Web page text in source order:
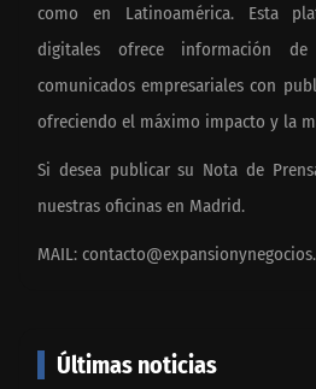
como en Latinoamérica. Esta
digitales ofrece información
comunicados empresariales con
ofreciendo el máximo impacto y la
Si desea publicar su Nota de
nuestras oficinas en Madrid.
MAIL:
Últimas noticias